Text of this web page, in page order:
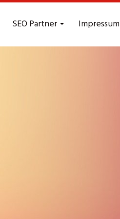
SEO Partner Impressum